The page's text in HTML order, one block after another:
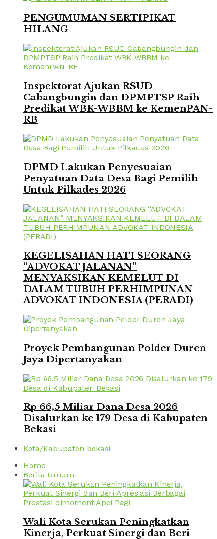
PENGUMUMAN SERTIPIKAT
HILANG
Inspektorat Ajukan RSUD
Cabangbungin dan DPMPTSP Raih
Predikat WBK-WBBM ke KemenPAN-
RB
DPMD Lakukan Penyesuaian
Penyatuan Data Desa Bagi Pemilih
Untuk Pilkades 2026
KEGELISAHAN HATI SEORANG
“ADVOKAT JALANAN”
MENYAKSIKAN KEMELUT DI
DALAM TUBUH PERHIMPUNAN
ADVOKAT INDONESIA (PERADI)
Proyek Pembangunan Polder Duren
Jaya Dipertanyakan
Rp 66,5 Miliar Dana Desa 2026
Disalurkan ke 179 Desa di Kabupaten
Bekasi
Kota/Kabupaten bekasi
Home
Berita Umum
Wali Kota Serukan Peningkatkan
Kinerja, Perkuat Sinergi dan Beri